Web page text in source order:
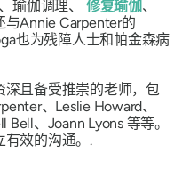
瑜伽调理、 修复瑜伽、
Annie Carpenter的
也为残障人士和帕金森病
且备受推崇的老师，包
、Leslie Howard、
Bell、Joann Lyons 等等。
有效的沟通。.